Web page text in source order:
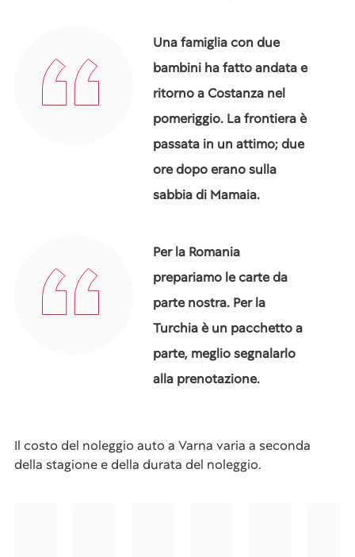
Una famiglia con due
bambini ha fatto andata e
ritorno a Costanza nel
pomeriggio. La frontiera è
passata in un attimo; due
ore dopo erano sulla
sabbia di Mamaia.
Per la Romania
prepariamo le carte da
parte nostra. Per la
Turchia è un pacchetto a
parte, meglio segnalarlo
alla prenotazione.
Il costo del noleggio auto a Varna varia a seconda
della stagione e della durata del noleggio.